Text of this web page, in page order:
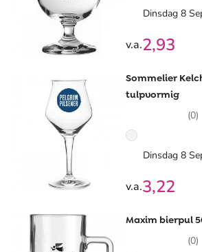
bedrukken. Kies je favoriete bierglas, laat
logo en je hebt écht een uniek bierglas.
leveren wij relevante producten zoals een ​
of ​bedrukte bierviltjes
Dinsdag 8
v.a.2,93
Sommelier
tulpvormig
(0)
Dinsdag 8
v.a.3,22
Maxim bierpul
(0)